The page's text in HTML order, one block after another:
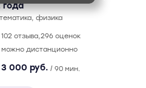
года
физика
102 отзыва,296 оценок
можно дистанционно
3 000 руб. / 90 мин.